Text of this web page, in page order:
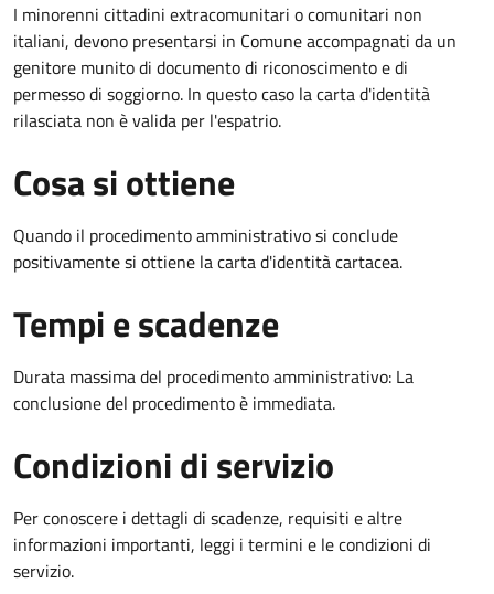
I minorenni cittadini extracomunitari o comunitari non
italiani, devono presentarsi in Comune accompagnati da un
genitore munito di documento di riconoscimento e di
permesso di soggiorno. In questo caso la carta d'identità
rilasciata non è valida per l'espatrio.
Cosa si ottiene
Quando il procedimento amministrativo si conclude
positivamente si ottiene la carta d'identità cartacea.
Tempi e scadenze
Durata massima del procedimento amministrativo: La
conclusione del procedimento è immediata.
Condizioni di servizio
Per conoscere i dettagli di scadenze, requisiti e altre
informazioni importanti, leggi i termini e le condizioni di
servizio.